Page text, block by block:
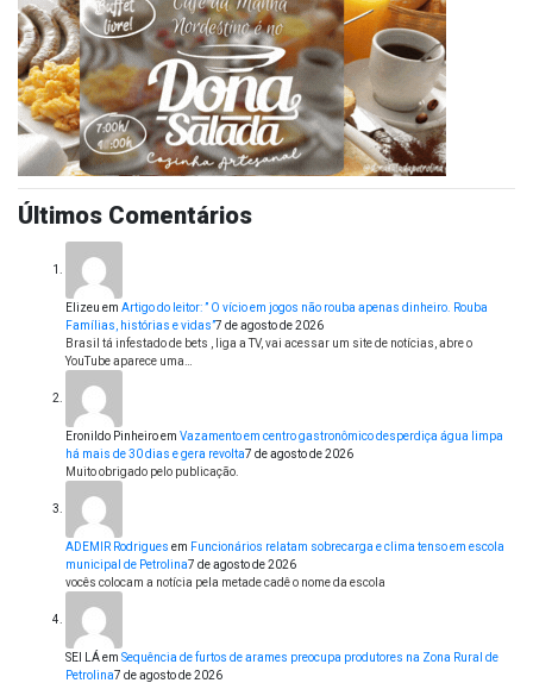
Últimos Comentários
Elizeu em Artigo do leitor: ” O vício em jogos não rouba apenas dinheiro. Rouba
Famílias, histórias e vidas”7 de agosto de 2026
Brasil tá infestado de bets , liga a TV, vai acessar um site de notícias, abre o
YouTube aparece uma…
Eronildo Pinheiroem Vazamento em centro gastronômico desperdiça água limpa
há mais de 30 dias e gera revolta7 de agosto de 2026
Muito obrigado pelo publicação.
ADEMIR Rodrigues em Funcionários relatam sobrecarga e clima tenso em escola
municipal de Petrolina7 de agosto de 2026
vocês colocam a notícia pela metade cadê o nome da escola
SEI LÁem Sequência de furtos de arames preocupa produtores na Zona Rural de
Petrolina7 de agosto de 2026